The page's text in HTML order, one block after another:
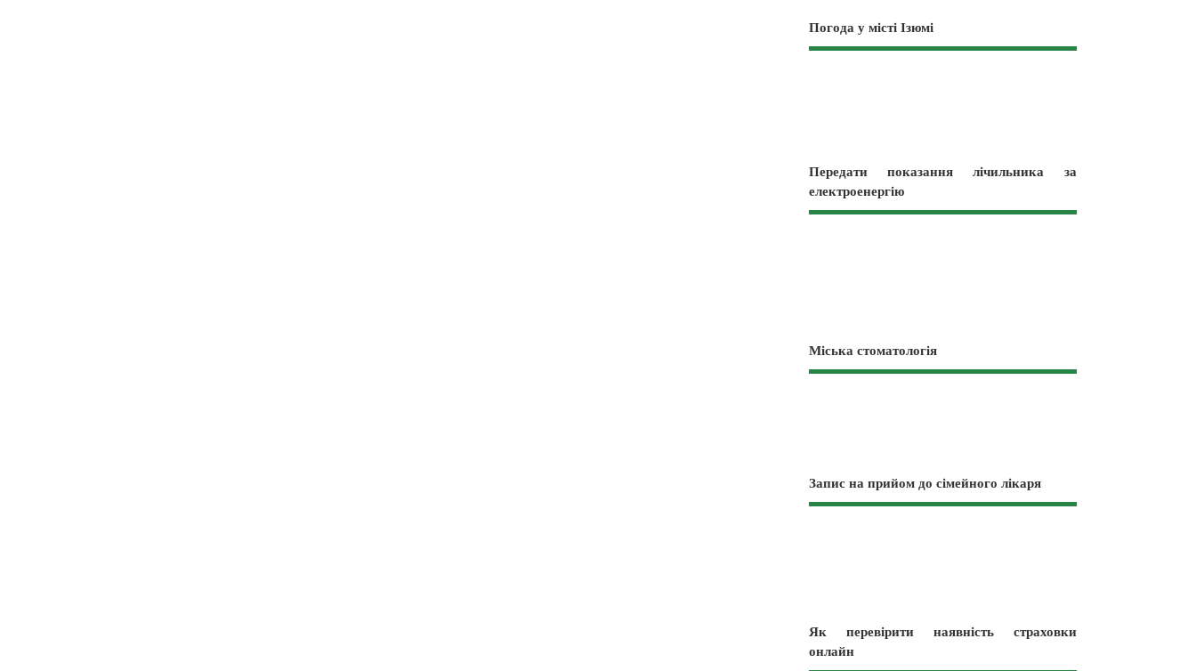
Погода у місті Ізюмі
Передати показання лічильника за
електроенергію
Міська стоматологія
Запис на прийом до сімейного лікаря
Як перевірити наявність страховки
онлайн